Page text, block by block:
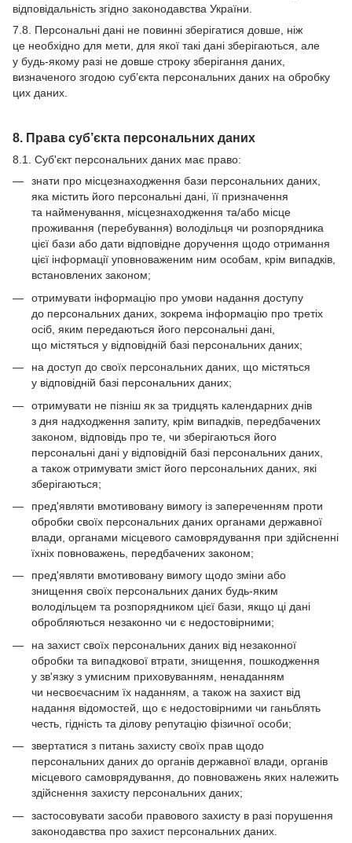
відповідальність згідно законодавства України.
7.8. Персональні дані не повинні зберігатися довше, ніж
це необхідно для мети, для якої такі дані зберігаються, але
у будь-якому разі не довше строку зберігання даних,
визначеного згодою суб’єкта персональних даних на обробку
цих даних.
8. Права суб’єкта персональних даних
8.1. Суб'єкт персональних даних має право:
знати про місцезнаходження бази персональних даних,
яка містить його персональні дані, її призначення
та найменування, місцезнаходження та/або місце
проживання (перебування) володільця чи розпорядника
цієї бази або дати відповідне доручення щодо отримання
цієї інформації уповноваженим ним особам, крім випадків,
встановлених законом;
отримувати інформацію про умови надання доступу
до персональних даних, зокрема інформацію про третіх
осіб, яким передаються його персональні дані,
що містяться у відповідній базі персональних даних;
на доступ до своїх персональних даних, що містяться
у відповідній базі персональних даних;
отримувати не пізніш як за тридцять календарних днів
з дня надходження запиту, крім випадків, передбачених
законом, відповідь про те, чи зберігаються його
персональні дані у відповідній базі персональних даних,
а також отримувати зміст його персональних даних, які
зберігаються;
пред'являти вмотивовану вимогу із запереченням проти
обробки своїх персональних даних органами державної
влади, органами місцевого самоврядування при здійсненні
їхніх повноважень, передбачених законом;
пред'являти вмотивовану вимогу щодо зміни або
знищення своїх персональних даних будь-яким
володільцем та розпорядником цієї бази, якщо ці дані
обробляються незаконно чи є недостовірними;
на захист своїх персональних даних від незаконної
обробки та випадкової втрати, знищення, пошкодження
у зв'язку з умисним приховуванням, ненаданням
чи несвоєчасним їх наданням, а також на захист від
надання відомостей, що є недостовірними чи ганьблять
честь, гідність та ділову репутацію фізичної особи;
звертатися з питань захисту своїх прав щодо
персональних даних до органів державної влади, органів
місцевого самоврядування, до повноважень яких належить
здійснення захисту персональних даних;
застосовувати засоби правового захисту в разі порушення
законодавства про захист персональних даних.